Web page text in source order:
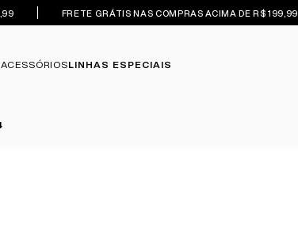
FRETE GRÁTIS NAS COMPRAS ACIMA DE R$ 199,99
ACESSÓRIOSLINHAS ESPECIAIS